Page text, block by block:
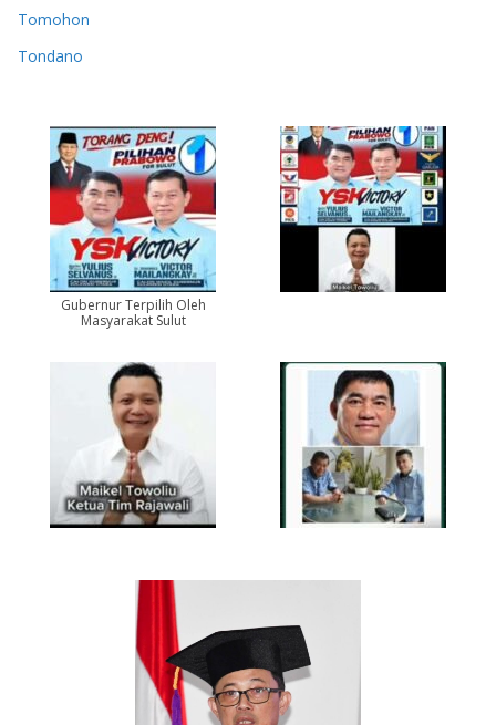
Tomohon
Tondano
Gubernur Terpilih Oleh
Masyarakat Sulut